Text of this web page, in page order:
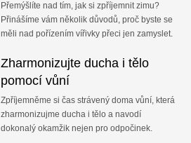
Přemýšlíte nad tím, jak si zpříjemnit zimu?
Přinášíme vám několik důvodů, proč byste se
měli nad pořízením vířivky přeci jen zamyslet.
Zharmonizujte ducha i tělo
pomocí vůní
Zpříjemněme si čas strávený doma vůní, která
zharmonizujme ducha i tělo a navodí
dokonalý okamžik nejen pro odpočinek.